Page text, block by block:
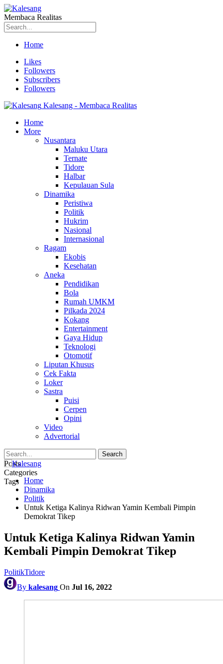
Membaca Realitas
Home
Likes
Followers
Subscribers
Followers
Kalesang - Membaca Realitas
Home
More
Nusantara
Maluku Utara
Ternate
Tidore
Halbar
Kepulauan Sula
Dinamika
Peristiwa
Politik
Hukrim
Nasional
Internasional
Ragam
Ekobis
Kesehatan
Aneka
Pendidikan
Bola
Rumah UMKM
Pilkada 2024
Kokang
Entertainment
Gaya Hidup
Teknologi
Otomotif
Liputan Khusus
Cek Fakta
Loker
Sastra
Puisi
Cerpen
Opini
Video
Advertorial
Posts
Categories
Tags Home
Dinamika
Politik
Untuk Ketiga Kalinya Ridwan Yamin Kembali Pimpin
Demokrat Tikep
Untuk Ketiga Kalinya Ridwan Yamin
Kembali Pimpin Demokrat Tikep
PolitikTidore
By kalesang On Jul 16, 2022